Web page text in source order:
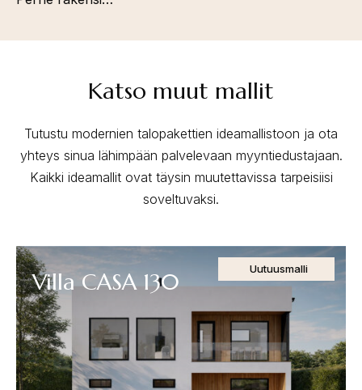
Katso muut mallit
Tutustu modernien talopakettien ideamallistoon ja ota
yhteys sinua lähimpään palvelevaan myyntiedustajaan.
Kaikki ideamallit ovat täysin muutettavissa tarpeisiisi
soveltuvaksi.
Villa CASA 130 Uutuusmalli